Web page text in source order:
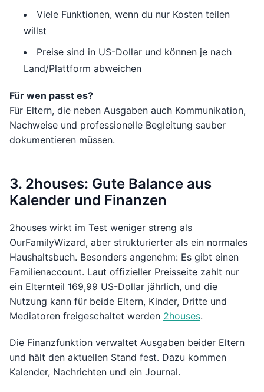
Viele Funktionen, wenn du nur Kosten teilen
willst
Preise sind in US-Dollar und können je nach
Land/Plattform abweichen
Für wen passt es?
Für Eltern, die neben Ausgaben auch Kommunikation,
Nachweise und professionelle Begleitung sauber
dokumentieren müssen.
3. 2houses: Gute Balance aus
Kalender und Finanzen
2houses wirkt im Test weniger streng als
OurFamilyWizard, aber strukturierter als ein normales
Haushaltsbuch. Besonders angenehm: Es gibt einen
Familienaccount. Laut offizieller Preisseite zahlt nur
ein Elternteil 169,99 US-Dollar jährlich, und die
Nutzung kann für beide Eltern, Kinder, Dritte und
Mediatoren freigeschaltet werden 2houses.
Die Finanzfunktion verwaltet Ausgaben beider Eltern
und hält den aktuellen Stand fest. Dazu kommen
Kalender, Nachrichten und ein Journal.